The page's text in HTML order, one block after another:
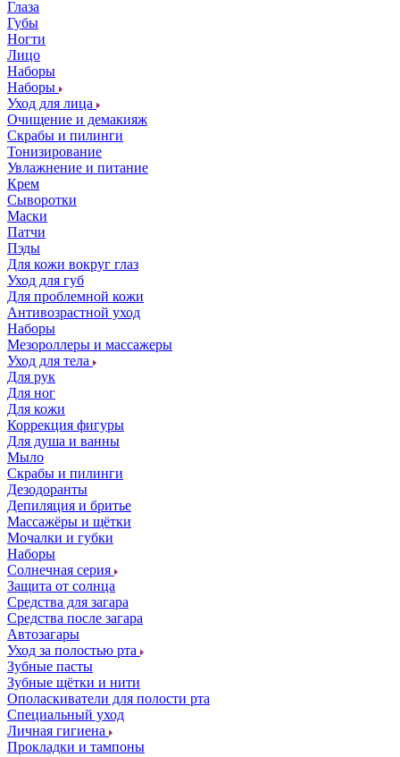
Глаза
Губы
Ногти
Лицо
Наборы
Наборы
Уход для лица
Очищение и демакияж
Скрабы и пилинги
Тонизирование
Увлажнение и питание
Крем
Сыворотки
Маски
Патчи
Пэды
Для кожи вокруг глаз
Уход для губ
Для проблемной кожи
Антивозрастной уход
Наборы
Мезороллеры и массажеры
Уход для тела
Для рук
Для ног
Для кожи
Коррекция фигуры
Для душа и ванны
Мыло
Скрабы и пилинги
Дезодоранты
Депиляция и бритье
Массажёры и щётки
Мочалки и губки
Наборы
Солнечная серия
Защита от солнца
Средства для загара
Средства после загара
Автозагары
Уход за полостью рта
Зубные пасты
Зубные щётки и нити
Ополаскиватели для полости рта
Специальный уход
Личная гигиена
Прокладки и тампоны